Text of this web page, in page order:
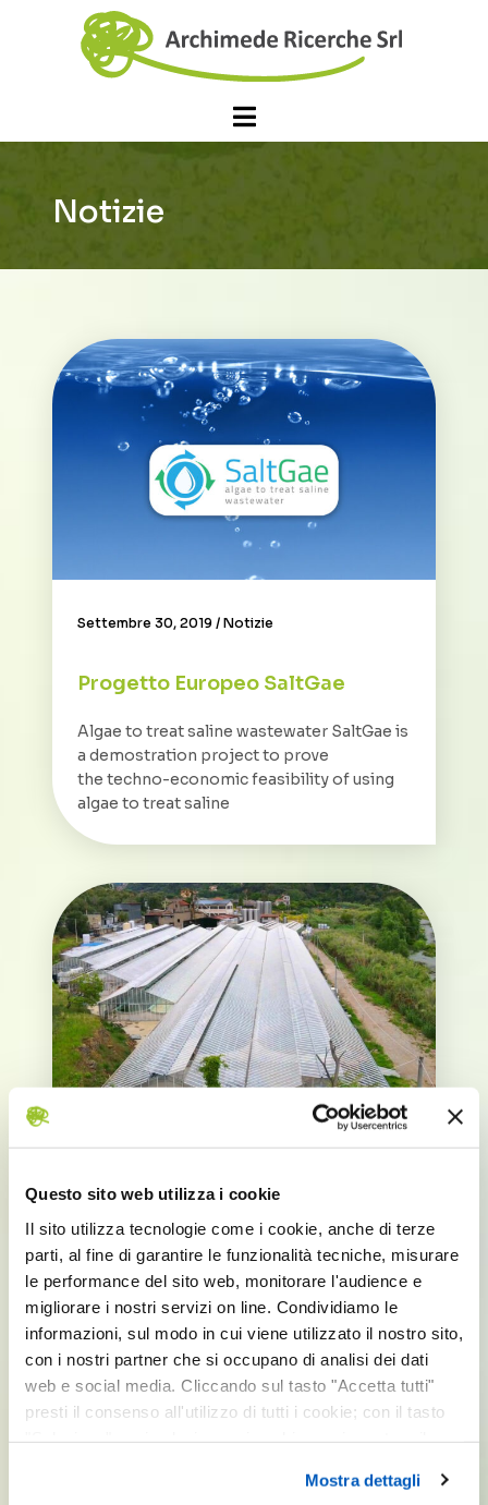
Questo sito web utilizza i cookie
Il sito utilizza tecnologie come i cookie, anche di terze
parti, al fine di garantire le funzionalità tecniche, misurare
le performance del sito web, monitorare l'audience e
migliorare i nostri servizi on line. Condividiamo le
informazioni, sul modo in cui viene utilizzato il nostro sito,
con i nostri partner che si occupano di analisi dei dati
web e social media. Cliccando sul tasto "Accetta tutti"
presti il consenso all'utilizzo di tutti i cookie; con il tasto
destra puoi continuare la navigazione solo con l'utilizzo
Mostra dettagli
Notizie
Settembre 30, 2019 / Notizie
Progetto Europeo SaltGae
Algae to treat saline wastewater SaltGae is
a demostration project to prove
the techno-economic feasibility of using
algae to treat saline
Il Gruppo APG ha partecipato a
Vitafoods 2018
Vitafoods è un importante evento annuale
in cui le industrie alimentari si incontrano
per proporre prodotti innovativi al
mercato. Il Gruppo APG ha partecipato